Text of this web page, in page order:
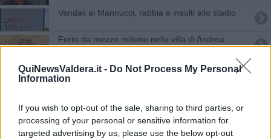
QuiNewsValdera.it - Do Not Process My Personal
Information
If you wish to opt-out of the sale, sharing to third parties, or
processing of your personal or sensitive information for
targeted advertising by us, please use the below opt-out
Vandali al Mannucci, rabbia e insulti allo stadio
Furto da mezzo milione nella villa di Andrea
Bocelli
Incendio nella notte, a fuoco 7 auto
FiPiLi verso una serie di chiusure